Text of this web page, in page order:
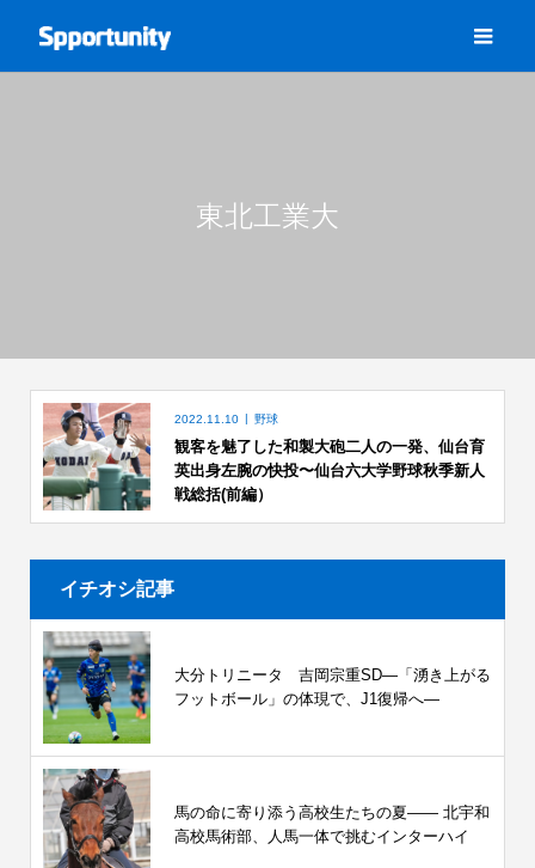
東北工業大
2022.11.10 野球
観客を魅了した和製大砲二人の一発、仙台育
英出身左腕の快投〜仙台六大学野球秋季新人
戦総括(前編）
イチオシ記事
大分トリニータ 吉岡宗重SD―「湧き上がる
フットボール」の体現で、J1復帰へ―
馬の命に寄り添う高校生たちの夏—— 北宇和
高校馬術部、人馬一体で挑むインターハイ